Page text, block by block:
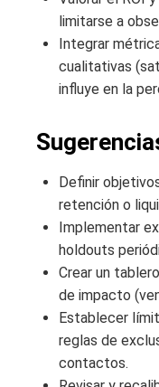
limitarse a
Integrar
cualitativas
influye en la
Definir
retención o
Implementar
holdouts
Crear un
de impacto
Establecer
reglas de
contactos.